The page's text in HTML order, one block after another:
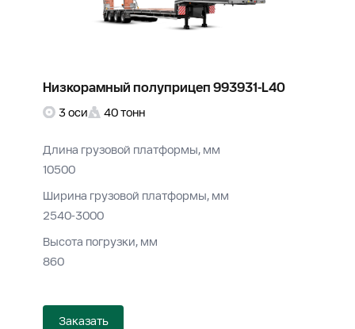
Низкорамный полуприцеп 993931-L40
3 оси 40 тонн
Длина грузовой платформы, мм
10500
Ширина грузовой платформы, мм
2540-3000
Высота погрузки, мм
860
Заказать